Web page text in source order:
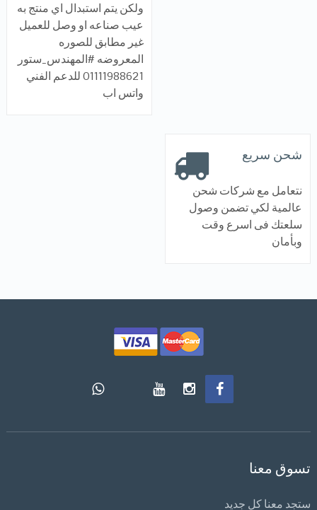
ولكن يتم استبدال اي منتج به
عيب صناعه او وصل للعميل
غير مطابق للصوره
المعروضه #المهندس_ستور
01111988621 للدعم الفني
واتس اب
شحن سريع
نتعامل مع شركات شحن
عالمية لكي تضمن وصول
سلعتك فى اسرع وقت
وبأمان
تسوق معنا
ستجد معنا كل جديد